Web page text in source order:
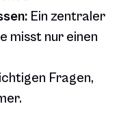
Ein zentraler
misst nur einen
Fragen,